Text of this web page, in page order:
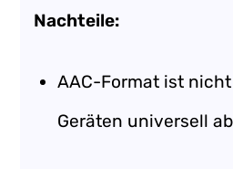
Nachteile:
AAC-Format ist
Geräten universell